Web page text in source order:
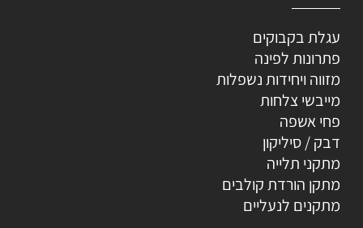
עגלת בקבוקים
פתרונות לפינה
מזווה ויחידות נשפלות
מייבשי צלחות
פחי אשפה
דבק / סיליקון
מתקני תלייה
מתקן הורדת קולבים
מתקנים לנעליים